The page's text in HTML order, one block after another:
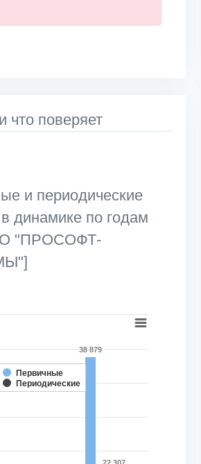
что поверяет
и периодические
динамике по годам
"ПРОСОФТ-
table, Chart
1 X axis displaying categories.
1 Y axis displaying Кол-во поверок, шт..
38 879
Первичные
Периодические